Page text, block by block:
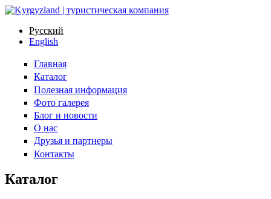
Русский
English
Главная
Каталог
Полезная информация
Фото галерея
Блог и новости
О нас
Друзья и партнеры
Контакты
Каталог